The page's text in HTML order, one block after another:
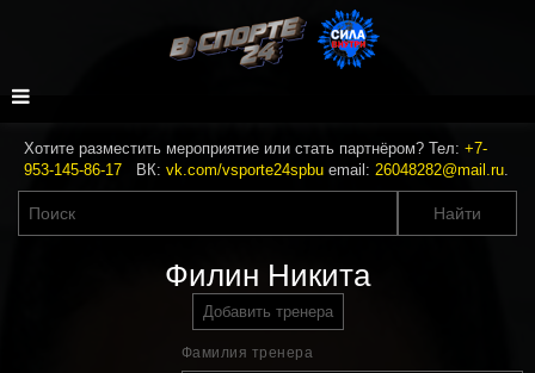
Хотите разместить мероприятие или стать партнёром? Тел: +7-
953-145-86-17 ВК: vk.com/vsporte24spbu email: 26048282@mail.ru.
Филин Никита
Добавить тренера
Фамилия тренера